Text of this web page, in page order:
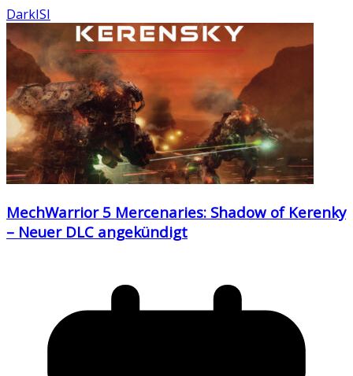
DarkISI
MechWarrior 5 Mercenaries: Shadow of Kerenky
– Neuer DLC angekündigt